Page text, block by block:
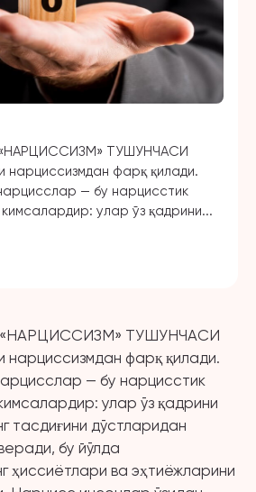
ТУШУНЧАСИ
нарциссизмдан фарқ қилади.
— бу нарцисстик
улар ўз қадрини...
ТУШУНЧАСИ
нарциссизмдан фарқ қилади.
— бу нарцисстик
улар ўз қадрини
тасдиғини дўстларидан
бу йўлда
ҳиссиётлари ва эҳтиёжларини